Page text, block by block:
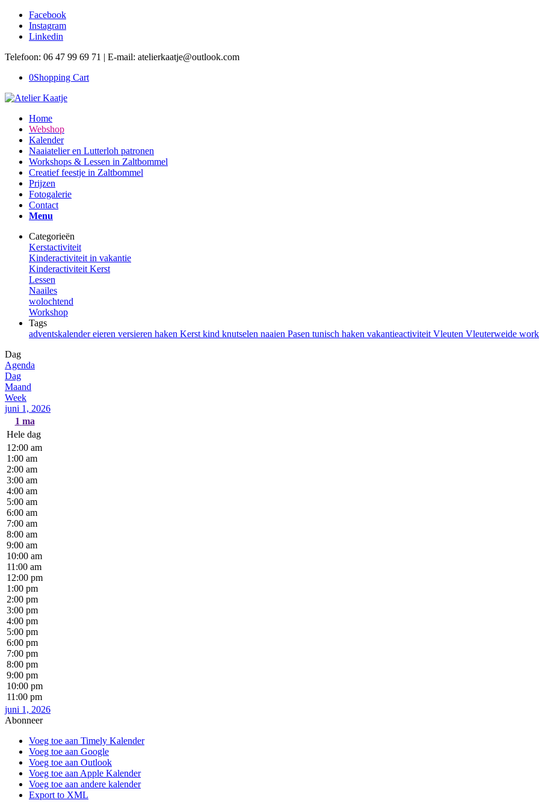
Facebook
Instagram
Linkedin
Telefoon: 06 47 99 69 71 | E-mail: atelierkaatje@outlook.com
0Shopping Cart
Home
Webshop
Kalender
Naaiatelier en Lutterloh patronen
Workshops & Lessen in Zaltbommel
Creatief feestje in Zaltbommel
Prijzen
Fotogalerie
Contact
Menu
Categorieën
Kerstactiviteit
Kinderactiviteit in vakantie
Kinderactiviteit Kerst
Lessen
Naailes
wolochtend
Workshop
Tags
adventskalendereieren versieren haken Kerst kind knutselen naaien Pasen tunisch haken vakantieactiviteit Vleuten Vleuterweide
Dag
Agenda
Dag
Maand
Week
juni 1, 2026
1 ma
Hele dag
12:00 am
1:00 am
2:00 am
3:00 am
4:00 am
5:00 am
6:00 am
7:00 am
8:00 am
9:00 am
10:00 am
11:00 am
12:00 pm
1:00 pm
2:00 pm
3:00 pm
4:00 pm
5:00 pm
6:00 pm
7:00 pm
8:00 pm
9:00 pm
10:00 pm
11:00 pm
juni 1, 2026
Abonneer
Voeg toe aan Timely Kalender
Voeg toe aan Google
Voeg toe aan Outlook
Voeg toe aan Apple Kalender
Voeg toe aan andere kalender
Export to XML